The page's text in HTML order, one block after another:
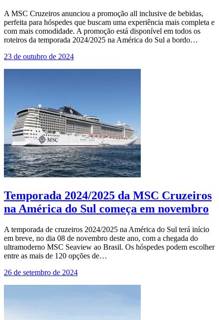
A MSC Cruzeiros anunciou a promoção all inclusive de bebidas,
perfeita para hóspedes que buscam uma experiência mais completa e
com mais comodidade. A promoção está disponível em todos os
roteiros da temporada 2024/2025 na América do Sul a bordo…
23 de outubro de 2024
Temporada 2024/2025 da MSC Cruzeiros
na América do Sul começa em novembro
A temporada de cruzeiros 2024/2025 na América do Sul terá início
em breve, no dia 08 de novembro deste ano, com a chegada do
ultramoderno MSC Seaview ao Brasil. Os hóspedes podem escolher
entre as mais de 120 opções de…
26 de setembro de 2024